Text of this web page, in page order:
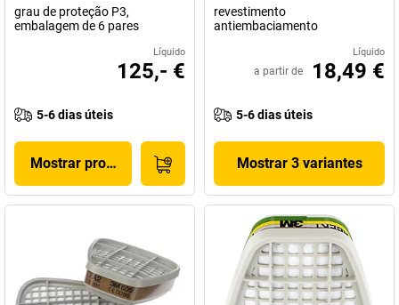
grau de proteção P3,
embalagem de 6 pares
Líquido
125,- €
5-6 dias úteis
Mostrar produto
revestimento
antiembaciamento
Líquido
a partir de 18,49 €
5-6 dias úteis
Mostrar 3 variantes